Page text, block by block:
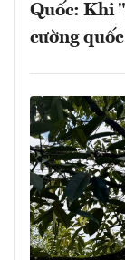
Quốc: Khi
cường